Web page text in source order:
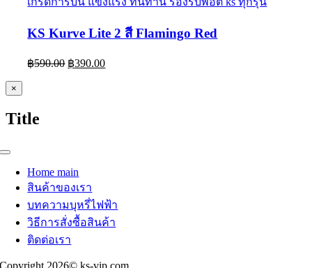
KS Kurve Lite 2 สี Flamingo Red
฿590.00 Original
฿390.00Current
Close
product
view
×
Title
Toggle
NavigationHome main
สินค้าของเรา
บทความบุหรี่ไฟฟ้า
วิธีการสั่งซื้อสินค้า
ติดต่อเรา
Copyright 2026© ks-vip.com